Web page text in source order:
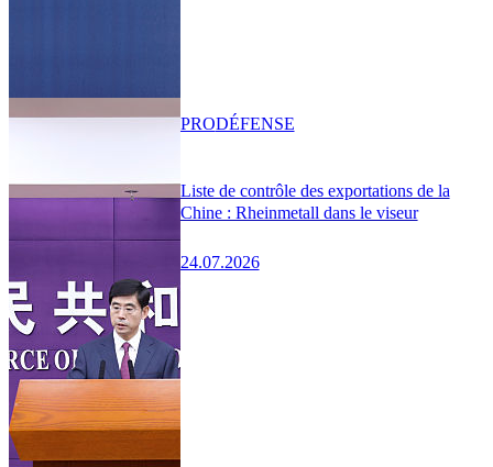
Liste de contrôle des exportations de la
Chine : Rheinmetall dans le viseur
24.07.2026
PRODÉFENSE